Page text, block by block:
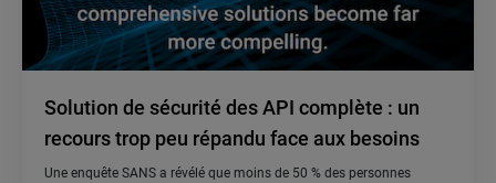
Solution de sécurité des API complète : un
recours trop peu répandu face aux besoins
Une enquête SANS a révélé que moins de 50 % des personnes